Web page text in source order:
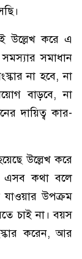
উল্লেখ করে এ
সমাধান
না হবে, না
বাড়বে, না
দায়িত্ব কার-
উল্লেখ করে
এসব কথা বলে
উপক্রম
চাই না। বয়স
করেন, আর